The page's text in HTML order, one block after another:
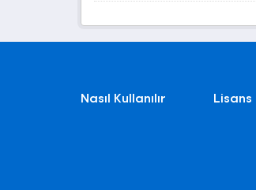
Nasıl Kullanılır Lisans